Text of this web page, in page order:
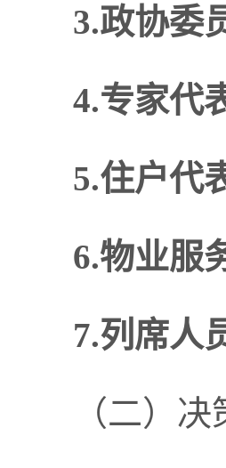
3.政协委
4.专家代
5.住户代
6.物业服
7.列席人
（二）